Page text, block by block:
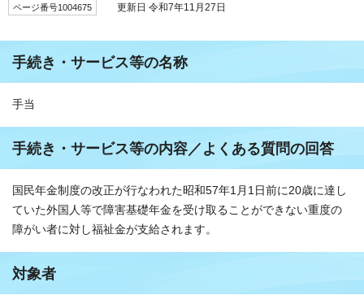
ページ番号1004675 更新日 令和7年11月27日
手続き・サービス等の名称
手当
手続き・サービス等の内容／よくある質問の回答
国民年金制度の改正が行なわれた昭和57年1月1日前に20歳に達し
ていた外国人等で障害基礎年金を受け取ることができない重度の
障がい者に対し福祉金が支給されます。
対象者